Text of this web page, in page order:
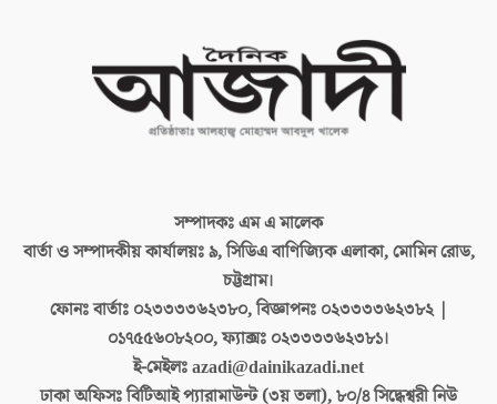
সম্পাদকঃএম এ মালেক
বার্তা ও সম্পাদকীয় কার্যালয়ঃ৯, সিডিএ বাণিজ্যিক এলাকা, মোমিন রোড,
চট্টগ্রাম।
ফোনঃ বার্তাঃ ০২৩৩৩৩৬২৩৮০, বিজ্ঞাপনঃ ০২৩৩৩৩৬২৩৮২ |
০১৭৫৫৬০৮২০০, ফ্যাক্সঃ ০২৩৩৩৩৬২৩৮১।
ই-মেইলঃazadi@dainikazadi.net
ঢাকা অফিসঃবিটিআই প্যারামাউন্ট (৩য় তলা), ৮০/৪ সিদ্ধেশ্বরী নিউ